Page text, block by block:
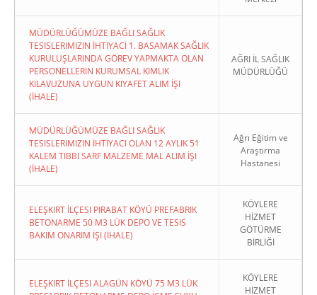
MÜDÜRLÜĞÜMÜZE BAĞLI SAĞLIK
TESISLERIMIZIN İHTIYACI 1. BASAMAK SAĞLIK
KURULUŞLARINDA GÖREV YAPMAKTA OLAN
PERSONELLERIN KURUMSAL KIMLIK
KILAVUZUNA UYGUN KIYAFET ALIM İŞI
(İHALE)
AĞRI İL SAĞLIK
MÜDÜRLÜĞÜ
MÜDÜRLÜĞÜMÜZE BAĞLI SAĞLIK
TESISLERIMIZIN İHTIYACI OLAN 12 AYLIK 51
KALEM TIBBI SARF MALZEME MAL ALIM İŞI
(İHALE)
Ağrı Eğitim ve
Araştırma
Hastanesi
ELEŞKIRT İLÇESI PIRABAT KÖYÜ PREFABRIK
BETONARME 50 M3 LÜK DEPO VE TESIS
BAKIM ONARIM İŞI (İHALE)
KÖYLERE
HİZMET
GÖTÜRME
BİRLİĞİ
ELEŞKIRT İLÇESI ALAGÜN KÖYÜ 75 M3 LÜK
KÖYLERE
HİZMET